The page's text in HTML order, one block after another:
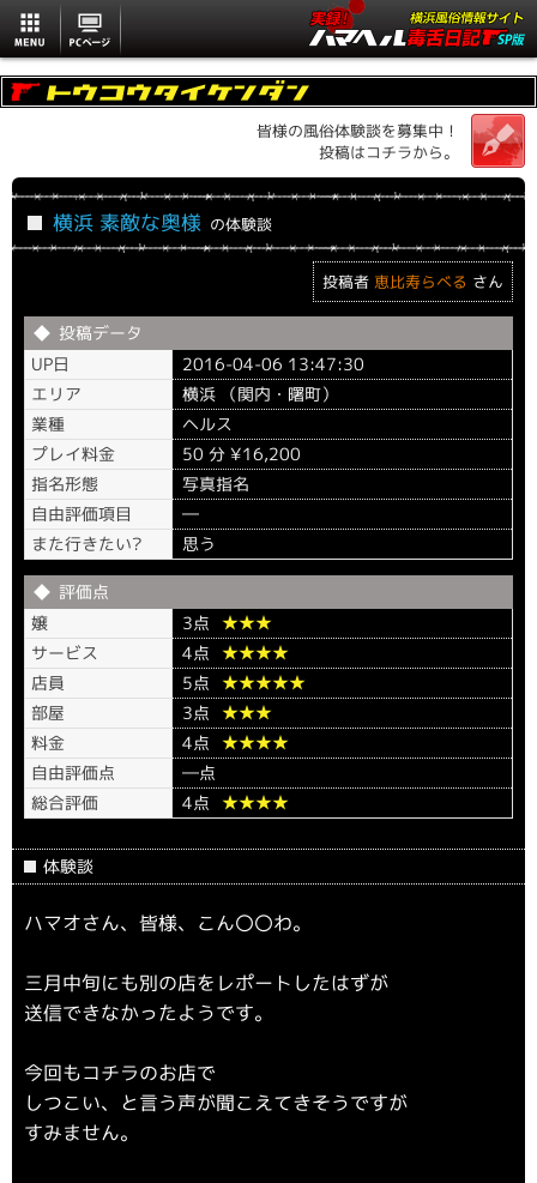
MENU PCページ
皆様の風俗体験談を募集中！
投稿はコチラから。
横浜 素敵な奥様 の体験談
投稿者 恵比寿らべる さん
投稿データ
UP日
2016-04-06 13:47:30
エリア
横浜 （関内・曙町）
業種
ヘルス
プレイ料金
50 分 ¥16,200
指名形態
写真指名
自由評価項目
―
また行きたい?
思う
評価点
嬢
3点
★★★
サービス
4点
★★★★
店員
5点
★★★★★
部屋
3点
★★★
料金
4点
★★★★
自由評価点
―点
総合評価
4点 ★★★★
体験談
ハマオさん、皆様、こん〇〇わ。
三月中旬にも別の店をレポートしたはずが
送信できなかったようです。
今回もコチラのお店で
しつこい、と言う声が聞こえてきそうですが
すみません。